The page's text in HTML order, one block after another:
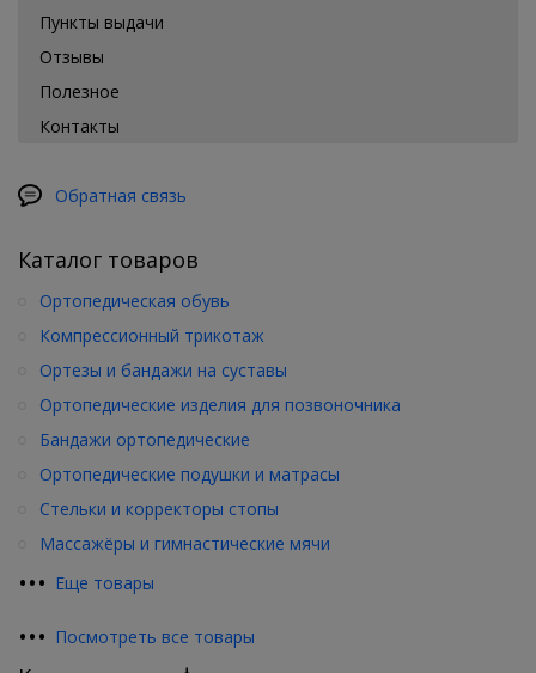
Пункты выдачи
Отзывы
Полезное
Контакты
Обратная связь
Каталог товаров
••• Еще товары
Ортопедическая обувь
Компрессионный трикотаж
Ортезы и бандажи на суставы
Ортопедические изделия для позвоночника
Бандажи ортопедические
Ортопедические подушки и матрасы
Стельки и корректоры стопы
Массажёры и гимнастические мячи
••• Посмотреть все товары